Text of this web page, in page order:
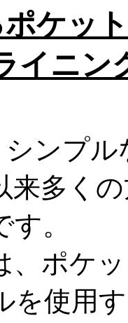
ケッ
イニン
シンプ
来多く
。
、ポケ
を使用